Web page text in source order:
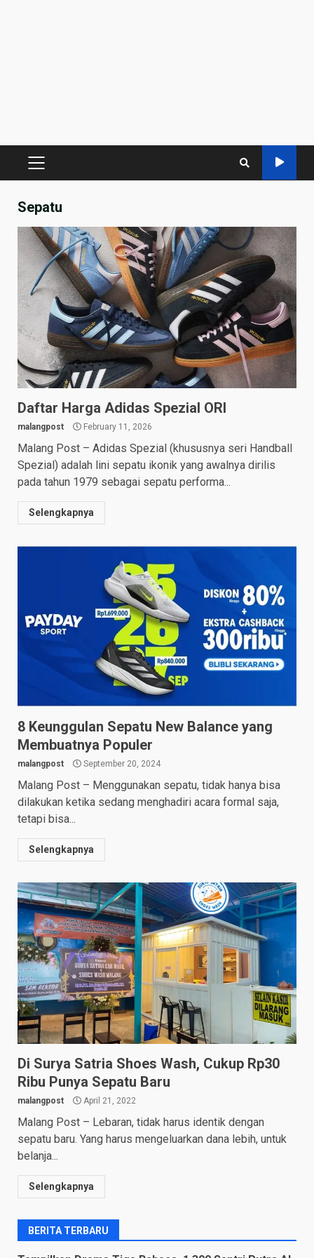
PRIMARY
Sepatu
Daftar Harga Adidas Spezial ORI
malangpost February 11, 2026
Malang Post – Adidas Spezial (khususnya seri Handball
Spezial) adalah lini sepatu ikonik yang awalnya dirilis
pada tahun 1979 sebagai sepatu performa...
Selengkapnya
8 Keunggulan Sepatu New Balance yang
Membuatnya Populer
malangpost September 20, 2024
Malang Post – Menggunakan sepatu, tidak hanya bisa
dilakukan ketika sedang menghadiri acara formal saja,
tetapi bisa...
Selengkapnya
Di Surya Satria Shoes Wash, Cukup Rp30
Ribu Punya Sepatu Baru
malangpost April 21, 2022
Malang Post – Lebaran, tidak harus identik dengan
sepatu baru. Yang harus mengeluarkan dana lebih, untuk
belanja...
Selengkapnya
BERITA TERBARU